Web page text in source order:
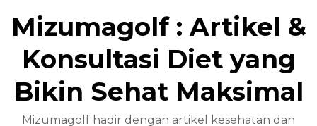
Mizumagolf : Artikel &
Konsultasi Diet yang
Bikin Sehat Maksimal
Mizumagolf hadir dengan artikel kesehatan dan